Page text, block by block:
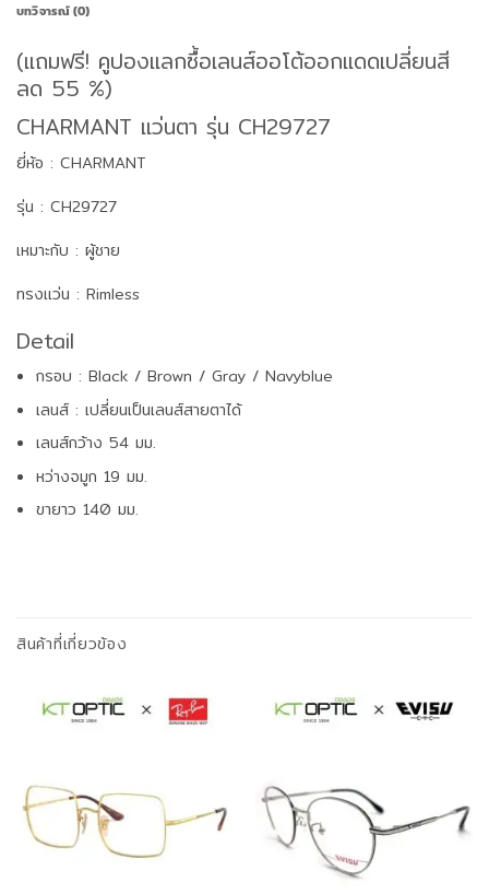
บทวิจารณ์ (0)
(แถมฟรี! คูปองแลกซื้อเลนส์ออโต้ออกแดดเปลี่ยนสี
ลด 55 %)
CHARMANT แว่นตา รุ่น CH29727
ยี่ห้อ : CHARMANT
รุ่น : CH29727
เหมาะกับ : ผู้ชาย
ทรงแว่น : Rimless
Detail
กรอบ : Black / Brown / Gray / Navyblue
เลนส์ : เปลี่ยนเป็นเลนส์สายตาได้
เลนส์กว้าง 54 มม.
หว่างจมูก 19 มม.
ขายาว 140 มม.
สินค้าที่เกี่ยวข้อง